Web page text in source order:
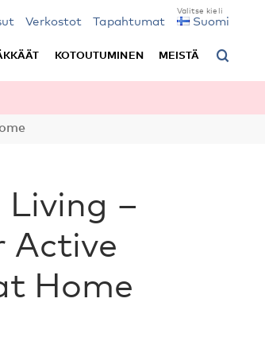
Verkostot Tapahtumat Suomi
KOTOUTUMINEN MEISTÄ
–
Active
Home